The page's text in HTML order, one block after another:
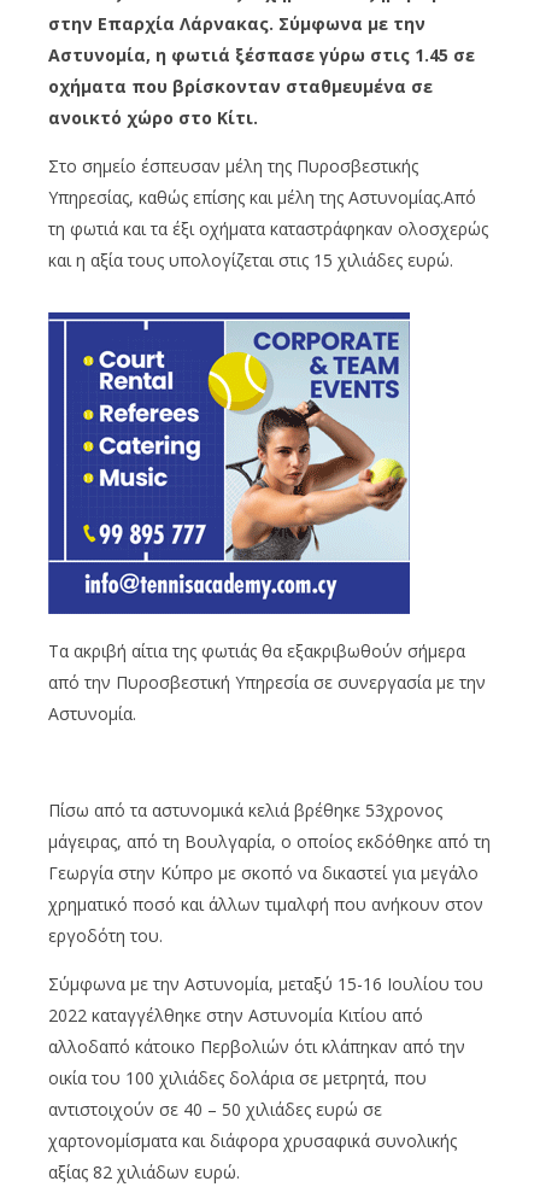
στην Eπαρχία Λάρνακας. Σύμφωνα με την
Αστυνομία, η φωτιά ξέσπασε γύρω στις 1.45 σε
οχήματα που βρίσκονταν σταθμευμένα σε
ανοικτό χώρο στο Κίτι.
Στο σημείο έσπευσαν μέλη της Πυροσβεστικής
Υπηρεσίας, καθώς επίσης και μέλη της Αστυνομίας.Από
τη φωτιά και τα έξι οχήματα καταστράφηκαν ολοσχερώς
και η αξία τους υπολογίζεται στις 15 χιλιάδες ευρώ.
Τα ακριβή αίτια της φωτιάς θα εξακριβωθούν σήμερα
από την Πυροσβεστική Υπηρεσία σε συνεργασία με την
Αστυνομία.
Πίσω από τα αστυνομικά κελιά βρέθηκε 53χρονος
μάγειρας, από τη Βουλγαρία, ο οποίος εκδόθηκε από τη
Γεωργία στην Κύπρο με σκοπό να δικαστεί για μεγάλο
χρηματικό ποσό και άλλων τιμαλφή που ανήκουν στον
εργοδότη του.
Σύμφωνα με την Αστυνομία, μεταξύ 15-16 Ιουλίου του
2022 καταγγέλθηκε στην Αστυνομία Κιτίου από
αλλοδαπό κάτοικο Περβολιών ότι κλάπηκαν από την
οικία του 100 χιλιάδες δολάρια σε μετρητά, που
αντιστοιχούν σε 40 – 50 χιλιάδες ευρώ σε
χαρτονομίσματα και διάφορα χρυσαφικά συνολικής
αξίας 82 χιλιάδων ευρώ.